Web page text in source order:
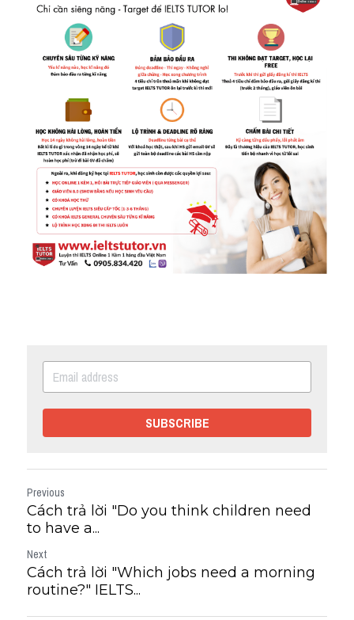
SUBSCRIBE
Previous
Cách trả lời "Do you think children need
to have a...
Next
Cách trả lời "Which jobs need a morning
routine?" IELTS...